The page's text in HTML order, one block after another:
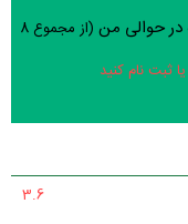
نظرسنجی ( 8 سوال)
باکیفیت ساخته شده است؟
در حوالی من (از مجموع 8
یا ثبت نام کنید
3.6